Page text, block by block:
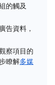
的觸及
告資料，
察項目的
瞭解多媒